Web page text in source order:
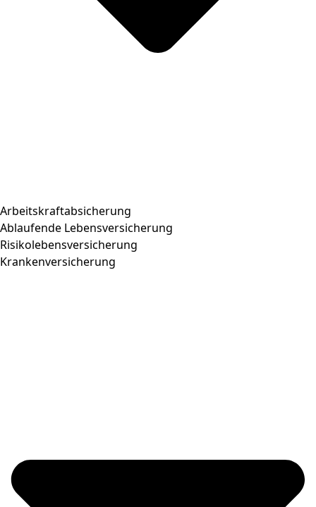
Arbeitskraftabsicherung
Ablaufende Lebensversicherung
Risikolebensversicherung
Krankenversicherung